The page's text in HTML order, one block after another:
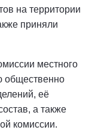
на территории
приняли
местного
общественно
её
а также
комиссии.